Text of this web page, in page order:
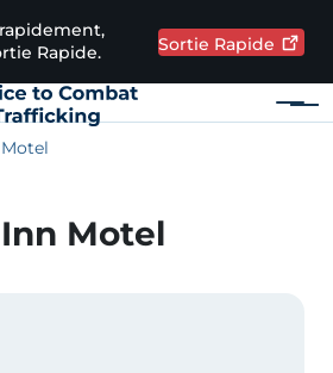
Rapide.
Sortie Rapide
Menu
Motel